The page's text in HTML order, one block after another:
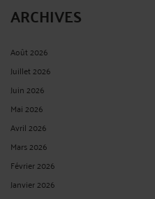
ARCHIVES
Août 2026
Juillet 2026
Juin 2026
Mai 2026
Avril 2026
Mars 2026
Février 2026
Janvier 2026